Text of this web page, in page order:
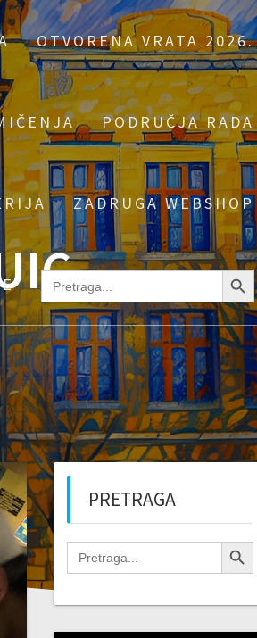
OTVORENA VRATA 2026.
PODRUČJA RADA
ZADRUGA WEBSHOP
Search
for:
Search Button
PRETRAGA
Search
for:
Search Button